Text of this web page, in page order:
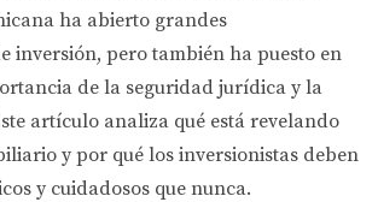
ha abierto grandes
inversión, pero también ha puesto en
de la seguridad jurídica y la
artículo analiza qué está revelando
y por qué los inversionistas deben
y cuidadosos que nunca.